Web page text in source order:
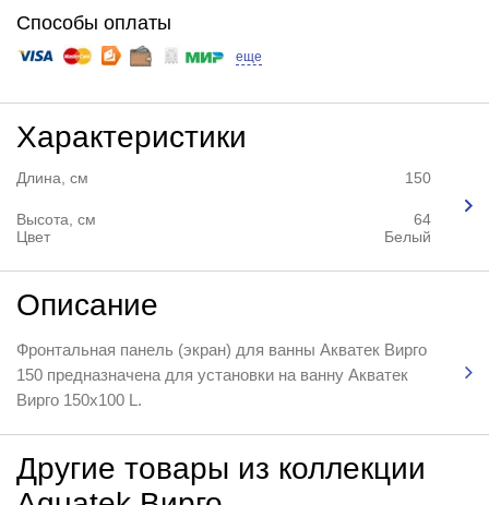
Способы оплаты
еще
Характеристики
Длина, см 150
Высота, см
64
Цвет
Белый
Описание
Фронтальная панель (экран) для ванны Акватек Вирго
150 предназначена для установки на ванну Акватек
Вирго 150х100 L.
Другие товары из коллекции